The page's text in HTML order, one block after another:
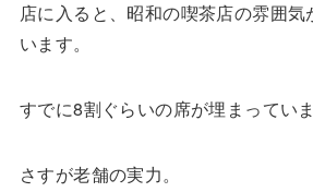
店に入ると、昭和の喫茶店の雰囲
います。
すでに8割ぐらいの席が埋まっていま
さすが老舗の実力。